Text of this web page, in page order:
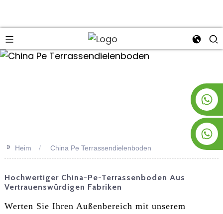
>>
Heim China Pe Terrassendielenboden
Hochwertiger China-Pe-Terrassenboden Aus
Vertrauenswürdigen Fabriken
Werten Sie Ihren Außenbereich mit unserem